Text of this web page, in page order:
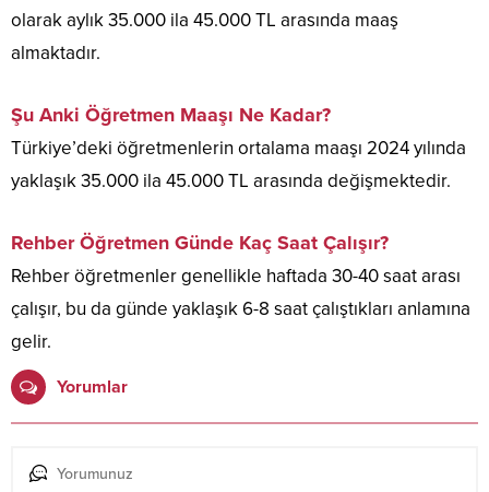
olarak aylık 35.000 ila 45.000 TL arasında maaş
almaktadır.
Şu Anki Öğretmen Maaşı Ne Kadar?
Türkiye’deki öğretmenlerin ortalama maaşı 2024 yılında
yaklaşık 35.000 ila 45.000 TL arasında değişmektedir.
Rehber Öğretmen Günde Kaç Saat Çalışır?
Rehber öğretmenler genellikle haftada 30-40 saat arası
çalışır, bu da günde yaklaşık 6-8 saat çalıştıkları anlamına
gelir.
Yorumlar